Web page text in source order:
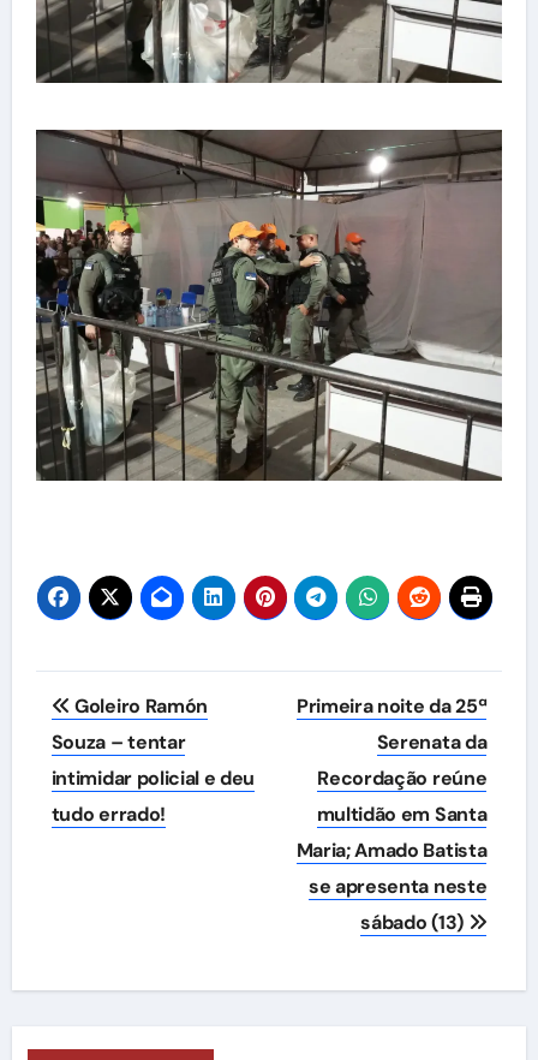
Navegação
de
Post
Goleiro Ramón
Souza – tentar
intimidar policial e deu
tudo errado!
Primeira noite da 25ª
Serenata da
Recordação reúne
multidão em Santa
Maria; Amado Batista
se apresenta neste
sábado (13)